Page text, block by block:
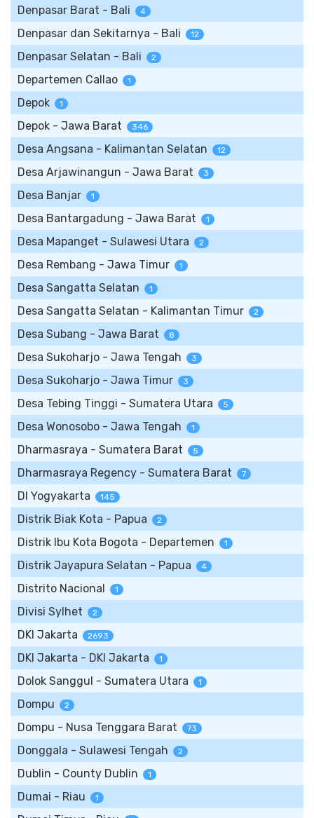
Denpasar Barat - Bali 4
Denpasar dan Sekitarnya - Bali 12
Denpasar Selatan - Bali 2
Departemen Callao 1
Depok 1
Depok - Jawa Barat 346
Desa Angsana - Kalimantan Selatan 12
Desa Arjawinangun - Jawa Barat 3
Desa Banjar 1
Desa Bantargadung - Jawa Barat 1
Desa Mapanget - Sulawesi Utara 2
Desa Rembang - Jawa Timur 1
Desa Sangatta Selatan 1
Desa Sangatta Selatan - Kalimantan Timur 2
Desa Subang - Jawa Barat 8
Desa Sukoharjo - Jawa Tengah 3
Desa Sukoharjo - Jawa Timur 3
Desa Tebing Tinggi - Sumatera Utara 5
Desa Wonosobo - Jawa Tengah 1
Dharmasraya - Sumatera Barat 5
Dharmasraya Regency - Sumatera Barat 7
DI Yogyakarta 145
Distrik Biak Kota - Papua 2
Distrik Ibu Kota Bogota - Departemen 1
Distrik Jayapura Selatan - Papua 4
Distrito Nacional 1
Divisi Sylhet 2
DKI Jakarta 2693
DKI Jakarta - DKI Jakarta 1
Dolok Sanggul - Sumatera Utara 1
Dompu 2
Dompu - Nusa Tenggara Barat 73
Donggala - Sulawesi Tengah 2
Dublin - County Dublin 1
Dumai - Riau 1